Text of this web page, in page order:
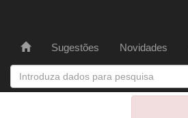
Sugestões Novidades